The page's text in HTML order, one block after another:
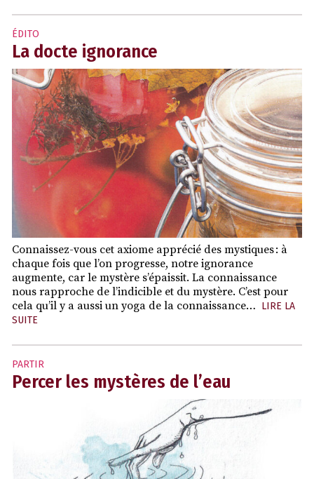
ÉDITO
La docte ignorance
Connaissez-vous cet axiome apprécié des mystiques : à
chaque fois que l’on progresse, notre ignorance
augmente, car le mystère s’épaissit. La connaissance
nous rapproche de l’indicible et du mystère. C’est pour
cela qu’il y a aussi un yoga de la connaissance… LIRE LA
SUITE
PARTIR
Percer les mystères de l’eau